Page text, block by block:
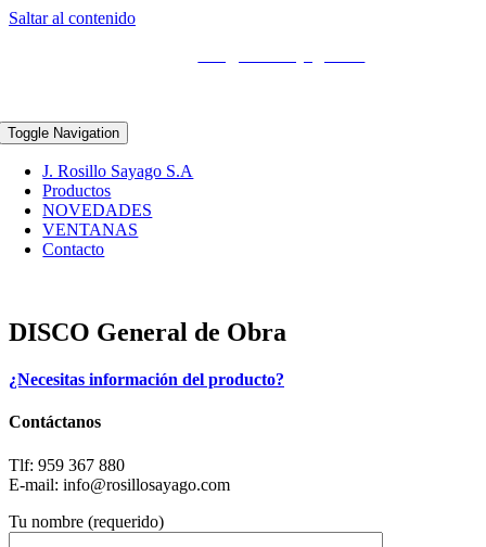
Saltar al contenido
Toggle Navigation
J. Rosillo Sayago S.A
Productos
NOVEDADES
VENTANAS
Contacto
DISCO General de Obra
¿Necesitas información del producto?
Contáctanos
Tlf: 959 367 880
E-mail: info@rosillosayago.com
Tu nombre (requerido)